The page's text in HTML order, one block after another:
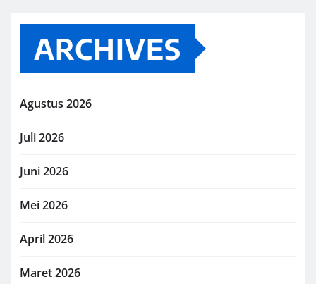
ARCHIVES
Agustus 2026
Juli 2026
Juni 2026
Mei 2026
April 2026
Maret 2026